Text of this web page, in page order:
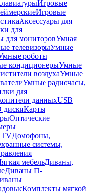
Игровые
Игровые
Аксессуары для
для
для мониторовУмная
телевизорыУмные
роботы
кондиционерыУмные
воздухаУмные
Умные радиочасы,
для
данныхUSB
дискиКарты
Оптические
Домофоны,
системы,
мебельДиваны,
Диваны П-
Комплекты мягкой